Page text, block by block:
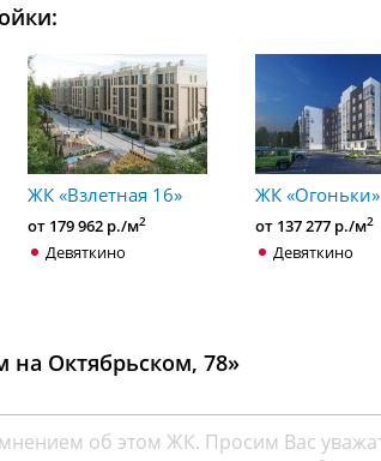
ЖК «Взлетная 16»
от 179 962 р./м2
Девяткино
ЖК «Огоньки»
от 137 277 р./м2
Девяткино
Октябрьском, 78»